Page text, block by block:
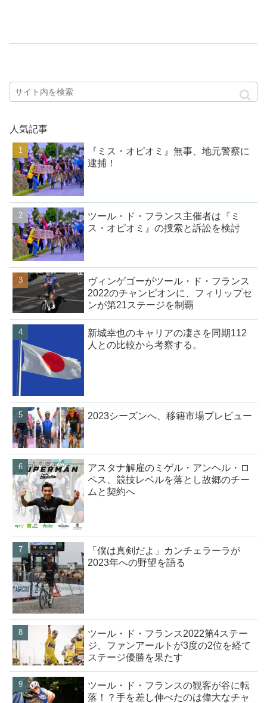
人気記事
『ミス・オピオミ』無事、地元警察に
逮捕！
ツール・ド・フランス主催者は『ミ
ス・オピオミ』の捜索と訴訟を検討
ヴィンゲゴーがツール・ド・フランス
2022のチャンピオンに、フィリップセ
ンが第21ステージを制覇
新城幸也のキャリアの凄さを同期112
人との比較から考察する。
2023シーズンへ、移籍市場プレビュー
アスタナ解雇のミゲル・アンヘル・ロ
ペス、競技レベルを落とし故郷のチー
ムと契約へ
「僕は真剣だよ」カンチェラーラが
2023年への野望を語る
ツール・ド・フランス2022第4ステー
ジ、ファンアールトが3度の2位を経て
ステージ優勝を果たす
ツール・ド・フランスの観客が谷に転
落！？手を差し伸べたのは偉大なチャ